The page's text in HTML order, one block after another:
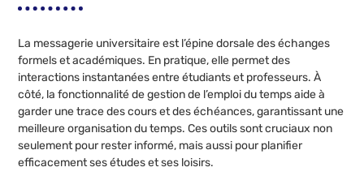
La messagerie universitaire est l’épine dorsale des échanges
formels et académiques. En pratique, elle permet des
interactions instantanées entre étudiants et professeurs. À
côté, la fonctionnalité de gestion de l’emploi du temps aide à
garder une trace des cours et des échéances, garantissant une
meilleure organisation du temps. Ces outils sont cruciaux non
seulement pour rester informé, mais aussi pour planifier
efficacement ses études et ses loisirs.